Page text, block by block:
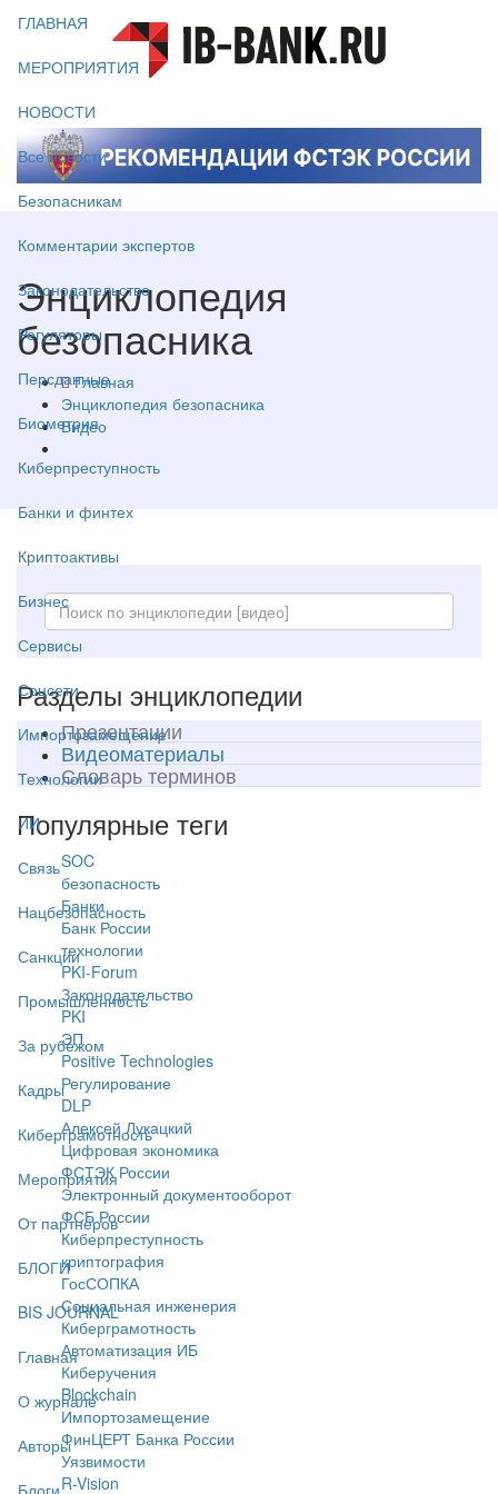
ГЛАВНАЯ
МЕРОПРИЯТИЯ
НОВОСТИ
Все новости
Безопасникам
Комментарии экспертов
Законодательство
Регуляторы
Персданные
Биометрия
Киберпреступность
Банки и финтех
Криптоактивы
Бизнес
Сервисы
Соцсети
Импортозамещение
Технологии
ИИ
Связь
Нацбезопасность
Санкции
Промышленность
За рубежом
Кадры
Киберграмотность
Мероприятия
От партнёров
БЛОГИ
BIS JOURNAL
Главная
О журнале
Авторы
Блоги
Энциклопедия
безопасника
Главная
Энциклопедия безопасника
Видео
Разделы энциклопедии
Презентации
Видеоматериалы
Словарь терминов
Популярные теги
SOC
безопасность
Банки
Банк России
технологии
PKI-Forum
Законодательство
PKI
ЭП
Positive Technologies
Регулирование
DLP
Алексей Лукацкий
Цифровая экономика
ФСТЭК России
Электронный документооборот
ФСБ России
Киберпреступность
криптография
ГосСОПКА
Социальная инженерия
Киберграмотность
Автоматизация ИБ
Киберучения
Blockchain
Импортозамещение
ФинЦЕРТ Банка России
Уязвимости
R-Vision